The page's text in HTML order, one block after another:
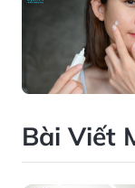
Bài Viết